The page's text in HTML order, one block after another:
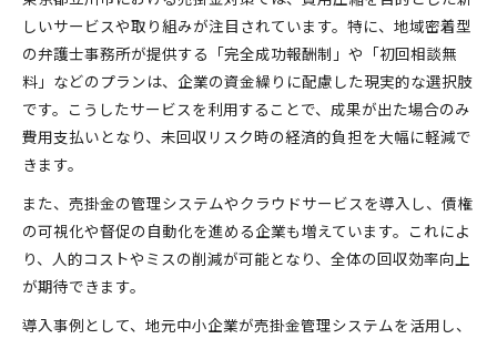
しいサービスや取り組みが注目されています。特に、地域密着型
の弁護士事務所が提供する「完全成功報酬制」や「初回相談無
料」などのプランは、企業の資金繰りに配慮した現実的な選択肢
です。こうしたサービスを利用することで、成果が出た場合のみ
費用支払いとなり、未回収リスク時の経済的負担を大幅に軽減で
きます。
また、売掛金の管理システムやクラウドサービスを導入し、債権
の可視化や督促の自動化を進める企業も増えています。これによ
り、人的コストやミスの削減が可能となり、全体の回収効率向上
が期待できます。
導入事例として、地元中小企業が売掛金管理システムを活用し、